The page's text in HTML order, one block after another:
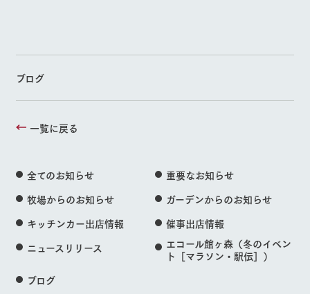
ブログ
一覧に戻る
全てのお知らせ
重要なお知らせ
牧場からのお知らせ
ガーデンからのお知らせ
キッチンカー出店情報
催事出店情報
ニュースリリース
エコール館ヶ森（冬のイベン
ト［マラソン・駅伝］）
ブログ